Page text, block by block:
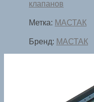
103-
14024C
клапанов
Метка: МАСТАК
Бренд: МАСТАК